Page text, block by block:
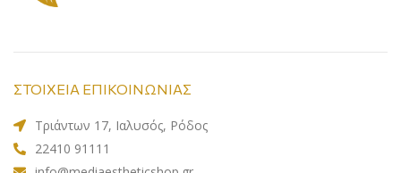
ΣΤΟΙΧΕΙΑ ΕΠΙΚΟΙΝΩΝΙΑΣ
Τριάντων 17, Ιαλυσός, Ρόδος
22410 91111